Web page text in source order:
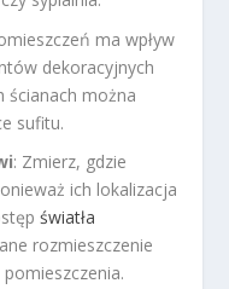
ma wpływ
dekoracyjnych
ścianach można
sufitu.
: Zmierz, gdzie
ich lokalizacja
światła
rozmieszczenie